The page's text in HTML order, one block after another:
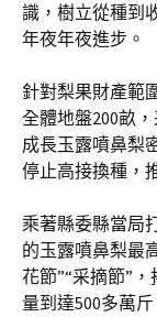
識，樹立從種到
年夜年夜進步。
針對梨果財產範
全體地盤200畝
成長玉露噴鼻梨
停止高接換種，
乘著縣委縣當局
的玉露噴鼻梨最
花節”“采摘節”
量到達500多萬